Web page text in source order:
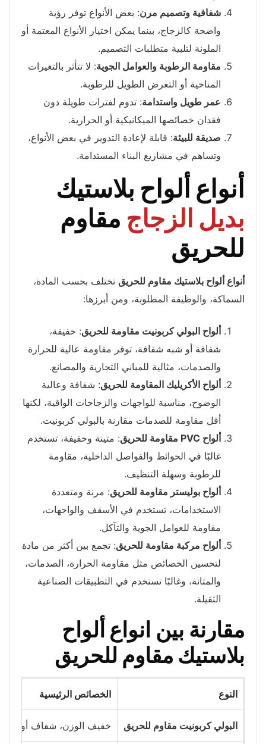
شفافية وتصميم مرن: بعض الأنواع توفر رؤية
واضحة كالزجاج، بينما يمكن اختيار الأنواع المعتمة أو
الملونة لتلبية متطلبات التصميم.
مقاومة الرطوبة والعوامل الجوية: لا تتأثر بالتغيرات
المناخية أو التعرض الطويل للرطوبة.
عمر طويل واستدامة: تدوم لفترات طويلة دون
فقدان خصائصها الميكانيكية أو الحرارية.
صديقة للبيئة: قابلة لإعادة التدوير في بعض الأنواع،
وتساهم في مشاريع البناء المستدامة.
أنواع ألواح بلاستيك
بديل الزجاج مقاوم
للحريق
أنواع ألواح بلاستيك مقاوم للحريق تختلف بحسب المادة،
السماكة، والوظيفة المطلوبة، ومن أبرزها:
ألواح البولي كربونيت مقاومة للحريق: خفيفة،
شفافة أو شبه شفافة، توفر مقاومة عالية للحرارة
والصدمات، مثالية للمباني التجارية والمصانع.
ألواح الأكريليك المقاومة للحريق: شفافة وعالية
الوضوح، مناسبة للواجهات والزجاجات الواقية، لكنها
أقل مقاومة للصدمات مقارنة بالبولي كربونيت.
ألواح PVC مقاومة للحريق
: متينة وخفيفة، تستخدم
غالبًا في الحوائط والفواصل الداخلية، مقاومة
للرطوبة وسهلة التنظيف.
ألواح بوليستر مقاومة للحريق: مرنة ومتعددة
الاستخدامات، تستخدم في الأسقف والواجهات،
مقاومة للعوامل الجوية والتآكل.
ألواح مركبة مقاومة للحريق: تجمع بين أكثر من مادة
لتحسين الخصائص مثل مقاومة الحرارة، الصدمات،
والمتانة، وغالبًا تستخدم في التطبيقات الصناعية
الثقيلة.
مقارنة بين انواع ألواح
بلاستيك مقاوم للحريق
النوع الخصائص الرئيسية
البولي كربونيت مقاوم للحريق خفيف الوزن، شفاف أو شبه